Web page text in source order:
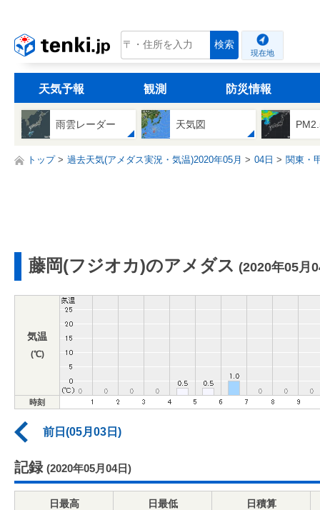
tenki.jp 検索
現在地
天気予報 観測 防災情報
雨雲レーダー 天気図
トップ 過去天気(アメダス実況・気温)2020年05月 04日 関東・
藤岡(フジオカ)のアメダス (2020年05月
気温
(℃)
時刻
前日(05月03日)
記録 (2020年05月04日)
日最高
日最低
日積算